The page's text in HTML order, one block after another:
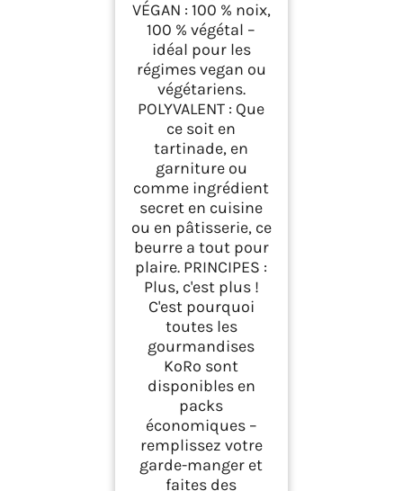
VÉGAN : 100 % noix,
100 % végétal –
idéal pour les
régimes vegan ou
végétariens.
POLYVALENT : Que
ce soit en
tartinade, en
garniture ou
comme ingrédient
secret en cuisine
ou en pâtisserie, ce
beurre a tout pour
plaire. PRINCIPES :
Plus, c'est plus !
C'est pourquoi
toutes les
gourmandises
KoRo sont
disponibles en
packs
économiques –
remplissez votre
garde-manger et
faites des